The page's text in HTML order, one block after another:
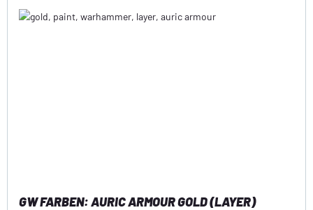
GW FARBEN: AURIC ARMOUR GOLD (LAYER)